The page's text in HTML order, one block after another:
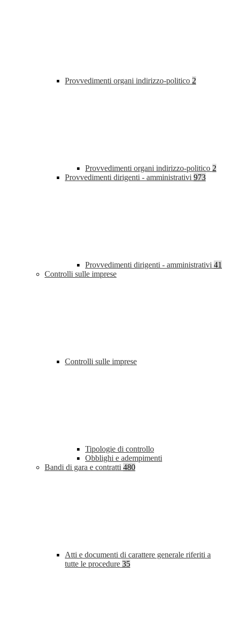
Provvedimenti organi indirizzo-politico 2
Provvedimenti organi indirizzo-politico 2
Provvedimenti dirigenti - amministrativi 973
Provvedimenti dirigenti - amministrativi 41
Controlli sulle imprese
Controlli sulle imprese
Tipologie di controllo
Obblighi e adempimenti
Bandi di gara e contratti 480
Atti e documenti di carattere generale riferiti a
tutte le procedure 35